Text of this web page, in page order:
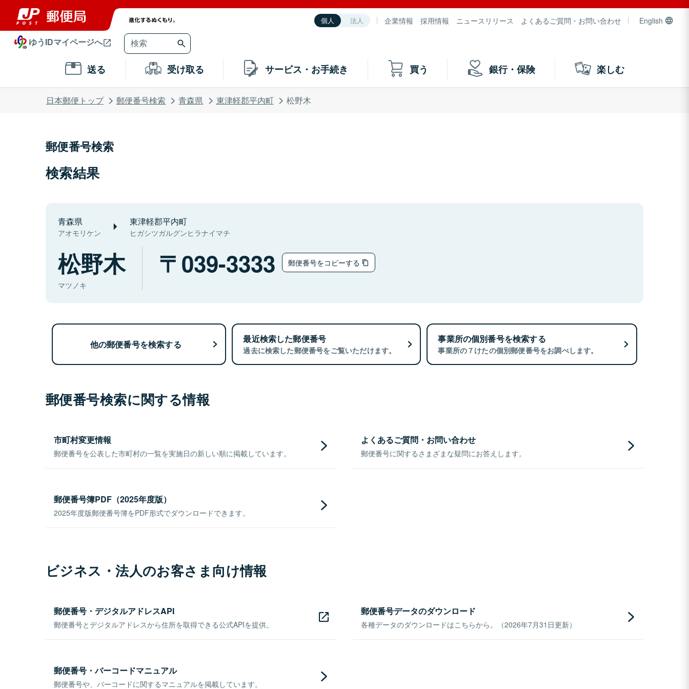
個人 法人 企業情報 採用情報 ニュースリリース よくあるご質問・お問い合わせ English
ゆうIDマイページへ
送る 受け取る サービス・お手続き 買う 銀行・保険 楽しむ
日本郵便トップ 郵便番号検索 青森県 東津軽郡平内町 松野木
郵便番号検索
検索結果
青森県
アオモリケン
東津軽郡平内町
ヒガシツガルグンヒラナイマチ
松野木
マツノキ
039-3333 郵便番号をコピーする
他の郵便番号を検索する 最近検索した郵便番号
過去に検索した郵便番号をご覧いただけます。
事業所の個別番号を検索する
事業所の７けたの個別郵便番号をお調べします。
郵便番号検索に関する情報
市町村変更情報
郵便番号を公表した市町村の一覧を実施日の新しい順に掲載しています。
よくあるご質問・お問い合わせ
郵便番号に関するさまざまな疑問にお答えします。
郵便番号簿PDF（2025年度版）
2025年度版郵便番号簿をPDF形式でダウンロードできます。
ビジネス・法人のお客さま向け情報
郵便番号・デジタルアドレスAPI
郵便番号とデジタルアドレスから住所を取得できる公式APIを提供。
郵便番号データのダウンロード
各種データのダウンロードはこちらから。（2026年7月31日更新）
郵便番号・バーコードマニュアル
郵便番号や、バーコードに関するマニュアルを掲載しています。